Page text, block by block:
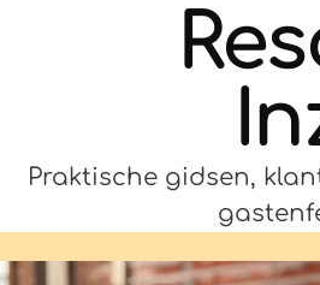
Praktische gidsen,